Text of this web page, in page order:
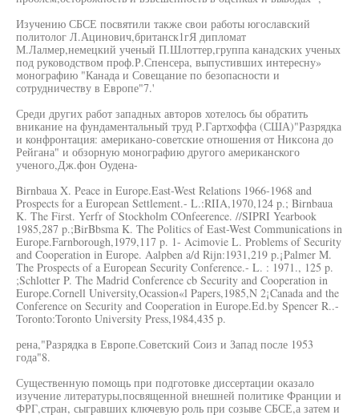
Изучению СБСЕ посвятили также свои работы югославский
политолог Л.Ацинович,британск1гЯ дипломат
М.Лалмер,немецкий ученый П.Шлоттер,группа канадских ученых
под руководством проф.Р.Спенсера, выпустивших интересну»
монографию "Канада и Совещание по безопасности и
сотрудничеству в Европе"7.'
Среди других работ западных авторов хотелось бы обратить
вникание на фундаментальный труд Р.Гартхоффа (США)"Разрядка
и конфронтация: американо-советские отношения от Никсона до
Рейгана" и обзорную монографию другого американского
ученого,Дж.фон Оудена-
Birnbaua X. Peace in Europe.East-West Relations 1966-1968 and
Prospects for a European Settlement.- L.:RIIA,1970,124 p.; Birnbaua
K. The First. Yerfr of Stockholm COnfeerence. //SIPRI Yearbook
1985,287 p.;BirBbsma K. The Politics of East-West Communications in
Europe.Farnborough,1979,117 p. 1- Acimovie L. Problems of Security
and Cooperation in Europe. Aalpben a/d Rijn:1931,219 p.¡Palmer M.
The Prospects of a European Security Conference.- L. : 1971., 125 p.
;Schlotter P. The Madrid Conference cb Security and Cooperation in
Europe.Cornell University,Ocassion«l Papers,1985,N 2¡Canada and the
Conference on Security and Cooperation in Europe.Ed.by Spencer R..-
Toronto:Toronto University Press,1984,435 p.
рена,"Разрядка в Европе.Советский Соиз и Запад после 1953
года"8.
Существенную помощь при подготовке диссертации оказало
изучение литературы,посвященной внешней политике Франции и
ФРГ,стран, сыгравших ключевую роль при созыве СБСЕ,а затем и